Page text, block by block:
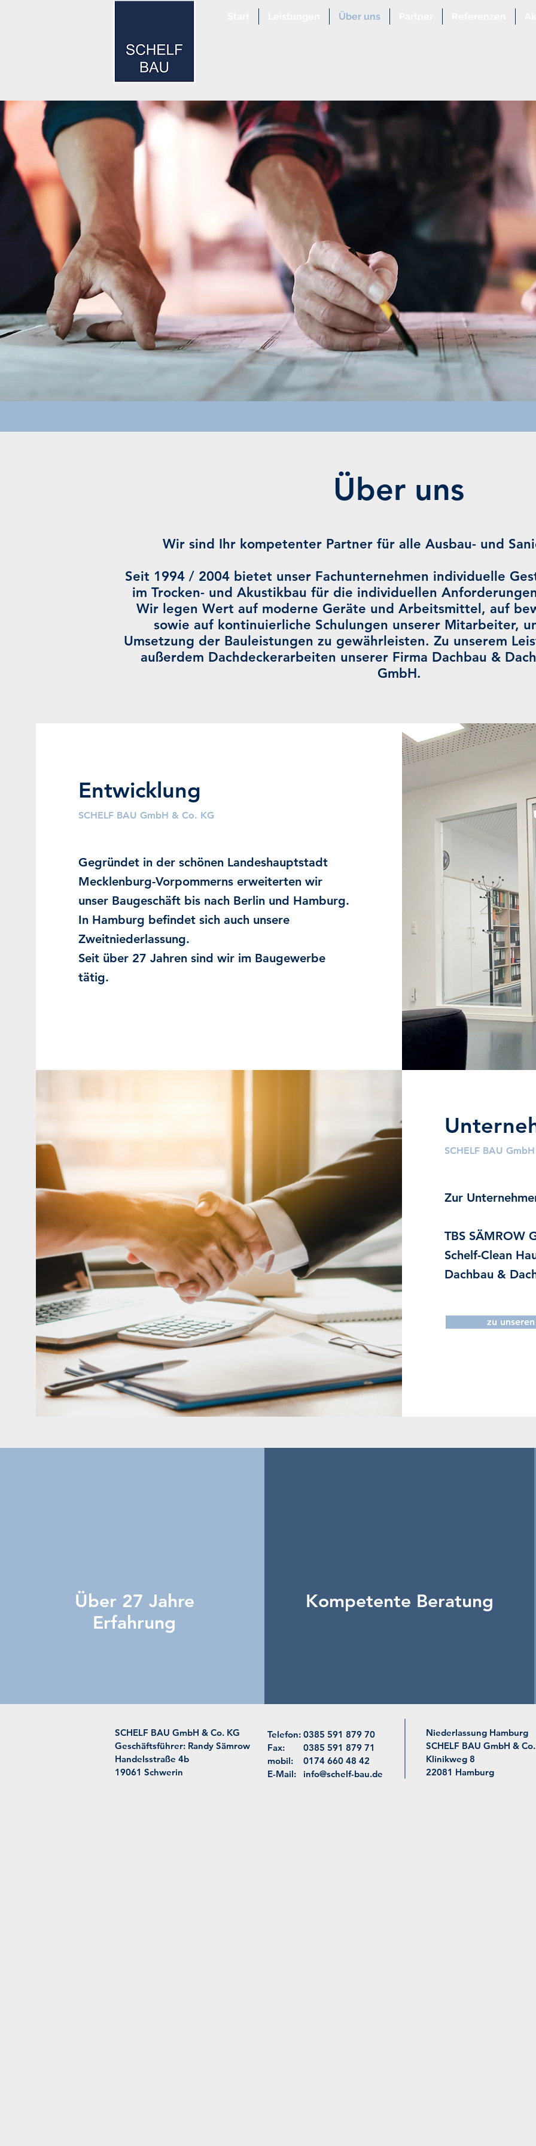
Über uns
Über uns
Wir sind Ihr kompetenter Partner für alle Ausbau- und
Seit 1994 / 2004 bietet unser Fachunternehmen individuelle
im Trocken- und Akustikbau für die individuellen
Wir legen Wert auf moderne Geräte und Arbeitsmittel, auf
sowie auf kontinuierliche Schulungen unserer Mitarbeiter,
Umsetzung der Bauleistungen zu gewährleisten. Zu unserem
außerdem Dachdeckerarbeiten unserer Firma Dachbau &
GmbH.
Entwicklung
SCHELF BAU GmbH & Co. KG
Gegründet in der schönen Landeshauptstadt
Mecklenburg-Vorpommerns erweiterten wir
unser Baugeschäft bis nach Berlin und Hamburg.
In Hamburg befindet sich auch unsere
Zweitniederlassung.
Seit über 27 Jahren sind wir im Baugewerbe
tätig.
SCHELF BAU
Zur
TBS SÄMROW
Schelf-Clean
Dachbau &
zu
Über 27 Jahre
Erfahrung
Kompetente Beratung
SCHELF BAU GmbH & Co. KG
Geschäftsführer: Randy Sämrow
Handelsstraße 4b
19061 Schwerin
Telefon:
Fax:
mobil:
E-Mail:
0385 591 879 70
0385 591 879 71
0174 660 48 42
info@schelf-bau.de
Niederlassung Hamburg
SCHELF BAU GmbH &
Klinikweg 8
22081 Hamburg